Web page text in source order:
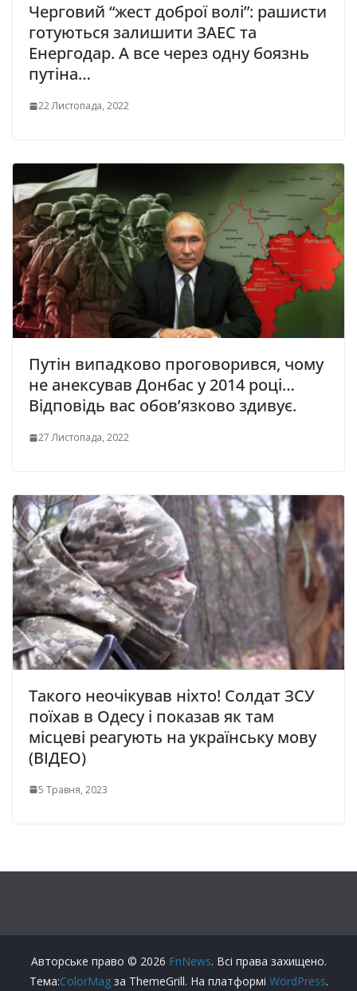
Черговий “жест доброї волі”: рашисти
готуються залишити ЗАЕС та
Енергодар. А все через одну боязнь
путіна…
22 Листопада, 2022
Путін випадково проговорився, чому
не анексував Донбас у 2014 році…
Відповідь вас обов’язково здивує.
27 Листопада, 2022
Такого неочікував ніхто! Солдат ЗСУ
поїхав в Одесу і показав як там
місцеві реагують на українську мову
(ВІДЕО)
5 Травня, 2023
Авторське право © 2026 FnNews. Всі права захищено.
Тема:ColorMagза ThemeGrill. На платформі WordPress.